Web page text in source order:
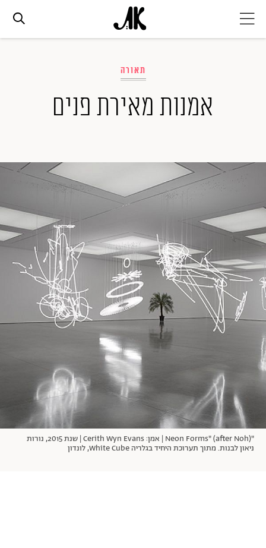
אופנה
סלבס
המגזין
תרבות ופנאי
הפקות אופנה
עיצוב
בריאות
קריירה
יחסים
חופש
תוכן מקודם
אודות
מי אנחנו
תנאי שימוש
מדיניות פרטיות
הצהרת נגישות
שירות לקוחות למנויים
כתבו לנו
© יובל סיגלר תקשורת בע"מ 2026
Designed, Developed and Powered by
RGB Media
תאורה
אמנות מאירת פנים
"Neon Forms" (after Noh) | אמן: Cerith Wyn Evans | שנת 2015, נורות
ניאון לבנות. מתוך תערוכת היחיד בגלריה White Cube, לונדון